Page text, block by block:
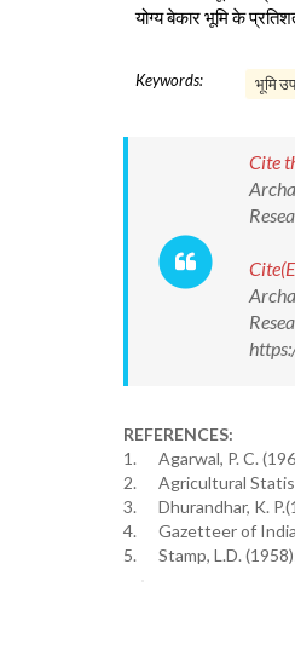
योग्य बेकार भूमि के
Keywords: भूमि
Cite
REFERENCES:
1. Agarwal, P. C.
2. Agricultural
3. Dhurandhar, K.
4. Gazetteer of
5. Stamp, L.D.